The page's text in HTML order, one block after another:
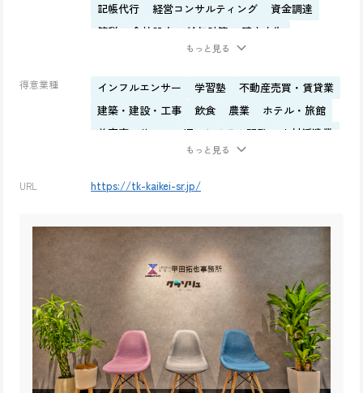
記帳代行
経営コンサルティング
資金調達
節税
会社設立 給与計算
確定申告
もっと見る
得意業種 インフルエンサー 学習塾
不動産売買・賃貸業
建築・建設・工事
飲食 農業
ホテル・旅館
美容室・サロン
IT・システム開発
人材派遣業
保険代理店 仮想通貨
コンサル業
医療法人
スーパー・コンビニ・小売
アプリ・ソフトウェア開発
内装・インテリア
出版・ライティング
スポーツジム・トレーナー
エステ・ネイルサロン
水商売
アフィリエイター
広告代理業
イベント企画・運営
太陽光事業
その他
個人投資家
自動車整備業
自動車・バイク販売
溶接・板金
金融業
ヘッジファンド
もっと見る
URL https://tk-kaikei-sr.jp/